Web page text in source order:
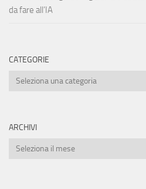
da fare all’IA
CATEGORIE
Categorie
ARCHIVI
Archivi